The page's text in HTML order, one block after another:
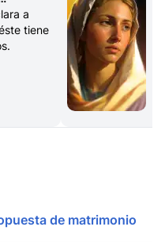
a
tiene
de matrimonio